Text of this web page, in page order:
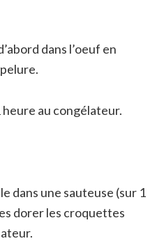
dans l’oeuf en
au congélateur.
dans une sauteuse (sur 1
dorer les croquettes